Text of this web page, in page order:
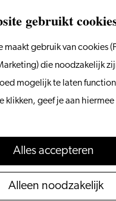
gebruikt
maakt gebruik van cookies
die noodzakelijk
mogelijk te laten
klikken, geef je aan
Alles accepteren
Alleen noodzakelijk
Menu
ntdekkingen